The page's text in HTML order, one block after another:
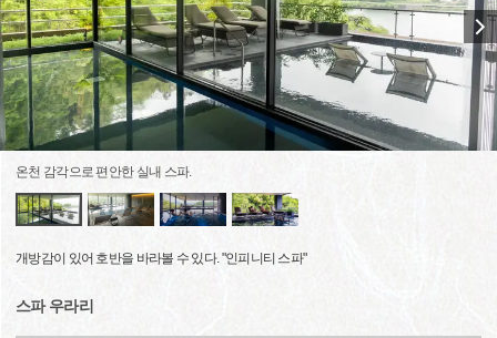
온천 감각으로 편안한 실내 스파.
개방감이 있어 호반을 바라볼 수 있다. "인피니티 스파"
스파 우라리